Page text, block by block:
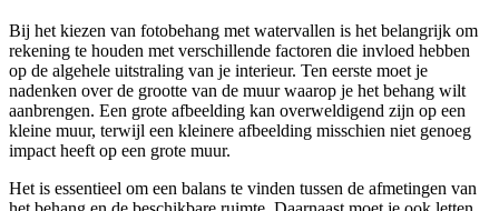
Bij het kiezen van fotobehang met watervallen is het belangrijk om
rekening te houden met verschillende factoren die invloed hebben
op de algehele uitstraling van je interieur. Ten eerste moet je
nadenken over de grootte van de muur waarop je het behang wilt
aanbrengen. Een grote afbeelding kan overweldigend zijn op een
kleine muur, terwijl een kleinere afbeelding misschien niet genoeg
impact heeft op een grote muur.
Het is essentieel om een balans te vinden tussen de afmetingen van